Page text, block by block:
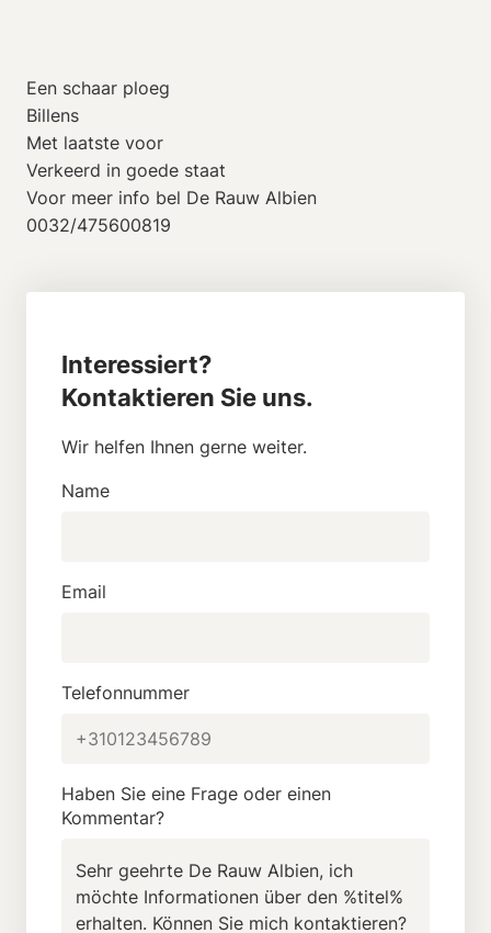
Een schaar ploeg
Billens
Met laatste voor
Verkeerd in goede staat
Voor meer info bel De Rauw Albien
0032/475600819
Interessiert?
Kontaktieren Sie uns.
Wir helfen Ihnen gerne weiter.
Name
Email
Telefonnummer
Haben Sie eine Frage oder einen
Kommentar?